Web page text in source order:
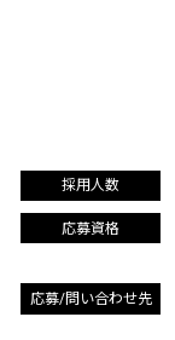
採用人数
応募資格
応募/問い合わせ先